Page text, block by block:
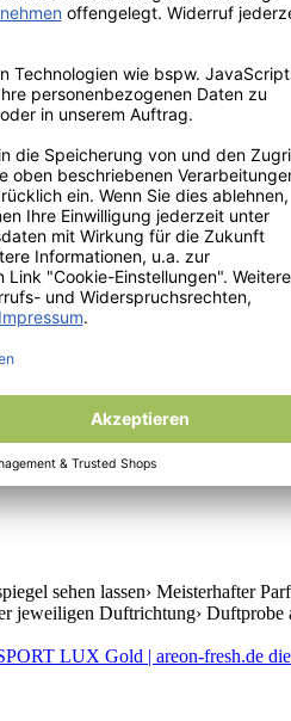
sehen lassen› Meisterhafter
jeweiligen Duftrichtung› Duftprobe
sehen lassen› Meisterhafter
jeweiligen Duftrichtung› Duftprobe
sehen lassen› Meisterhafter
jeweiligen Duftrichtung› Duftprobe